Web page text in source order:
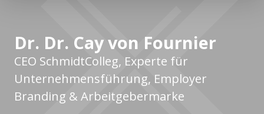
Wer wir sind
Kontakt
Dr. Dr. Cay von Fournier
CEO SchmidtColleg, Experte für
Unternehmensführung, Employer
Branding & Arbeitgebermarke